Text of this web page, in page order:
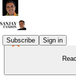
Subscribe Sign in